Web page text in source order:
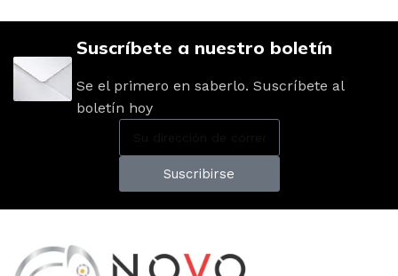
Suscríbete a nuestro boletín
Se el primero en saberlo. Suscríbete al
boletín hoy
Suscribirse